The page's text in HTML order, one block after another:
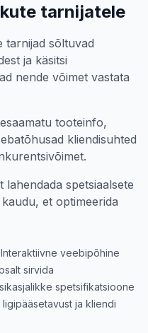
tarnijatele
tarnijad sõltuvad
ja käsitsi
nende võimet vastata
tooteinfo,
kliendisuhted
spetsiaalsete
et optimeerida
Interaktiivne veebipõhine
sirvida
spetsifikatsioone
ja kliendi